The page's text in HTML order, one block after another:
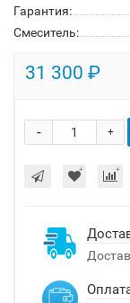
Гарантия:
Смеситель:
31 300 ₽
+
-